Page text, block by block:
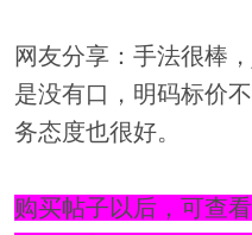
网友分享：手法很棒
是没有口，明码标价
务态度也很好。
购买帖子以后，可查